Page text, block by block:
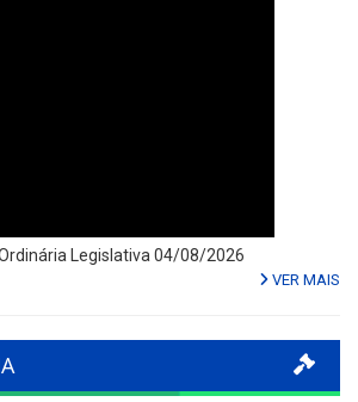
Legislativa 04/08/2026
VER MAIS